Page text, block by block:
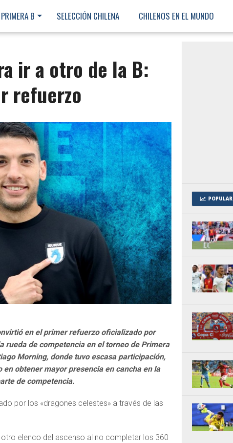
PRIMERA B SELECCIÓN CHILENA CHILENOS EN EL MUNDO
ir a otro de la B:
refuerzo
en el primer refuerzo oficializado por
rueda de competencia en el torneo de Primera
Morning, donde tuvo escasa participación,
obtener mayor presencia en cancha en la
de competencia.
por los «dragones celestes» a través de las
elenco del ascenso al no completar los 360
POPULAR